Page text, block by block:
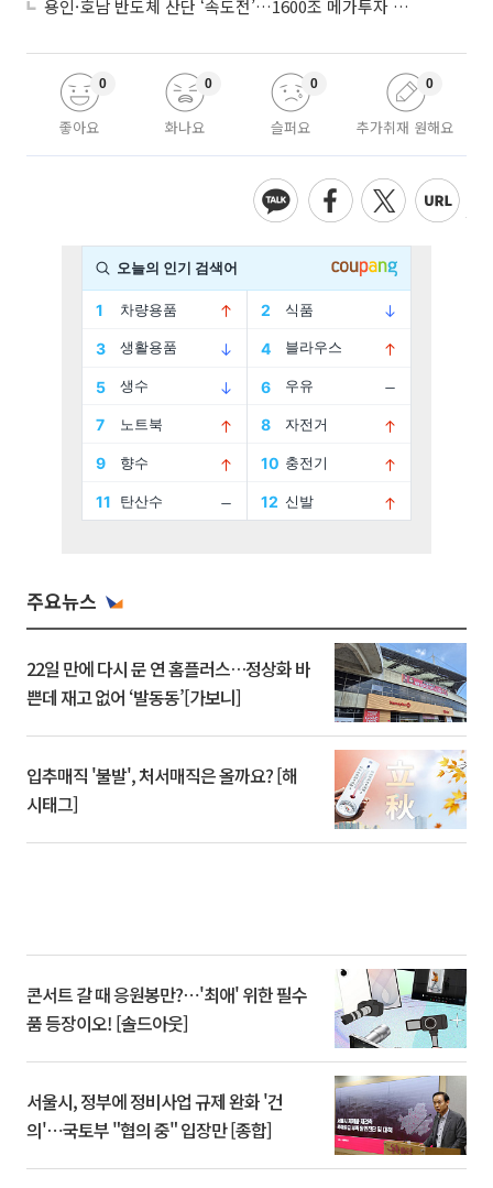
용인·호남 반도체 산단 ‘속도전’…1600조 메가투자 이행 총력
좋아요
0
화나요
0
슬퍼요
0
추가취재 원해요
0
주요뉴스
22일 만에 다시 문 연 홈플러스…정상화 바
쁜데 재고 없어 ‘발동동’[가보니]
입추매직 '불발', 처서매직은 올까요? [해
시태그]
콘서트 갈 때 응원봉만?⋯'최애' 위한 필수
품 등장이오! [솔드아웃]
서울시, 정부에 정비사업 규제 완화 '건
의'⋯국토부 "협의 중" 입장만 [종합]